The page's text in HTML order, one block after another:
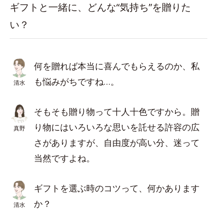
ギフトと一緒に、どんな“気持ち”を贈りた
い？
清水
何を贈れば本当に喜んでもらえるのか、私
も悩みがちですね…。
真野
そもそも贈り物って十人十色ですから。贈
り物にはいろいろな思いを託せる許容の広
さがありますが、自由度が高い分、迷って
当然ですよね。
清水
ギフトを選ぶ時のコツって、何かあります
か？